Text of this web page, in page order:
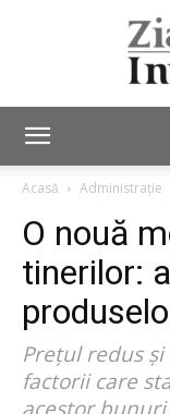
Acasă Administrație
O nouă
tinerilor:
Prețul redus
factorii care